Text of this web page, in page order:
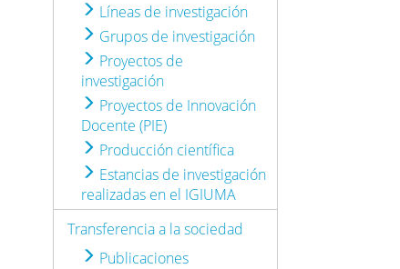
Líneas de investigación
Grupos de investigación
Proyectos de
investigación
Proyectos de Innovación
Docente (PIE)
Producción científica
Estancias de investigación
realizadas en el IGIUMA
Transferencia a la sociedad
Publicaciones